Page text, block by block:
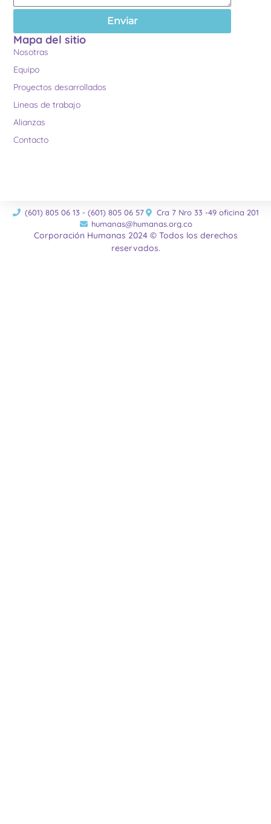
Enviar
Mapa del sitio
Nosotras
Equipo
Proyectos desarrollados
Lineas de trabajo
Alianzas
Contacto
(601) 805 06 13 - (601) 805 06 57
Cra 7 Nro 33 -49 oficina 201
humanas@humanas.org.co
Corporación Humanas 2024 © Todos los derechos
reservados.